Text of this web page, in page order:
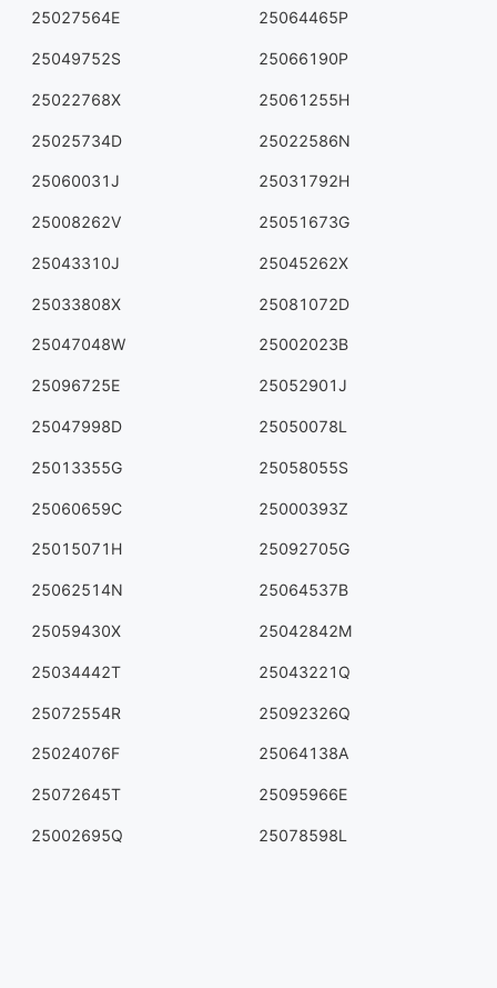
25027564E 25064465P
25049752S 25066190P
25022768X 25061255H
25025734D 25022586N
25060031J 25031792H
25008262V 25051673G
25043310J 25045262X
25033808X 25081072D
25047048W 25002023B
25096725E 25052901J
25047998D 25050078L
25013355G 25058055S
25060659C 25000393Z
25015071H 25092705G
25062514N 25064537B
25059430X 25042842M
25034442T 25043221Q
25072554R 25092326Q
25024076F 25064138A
25072645T 25095966E
25002695Q 25078598L